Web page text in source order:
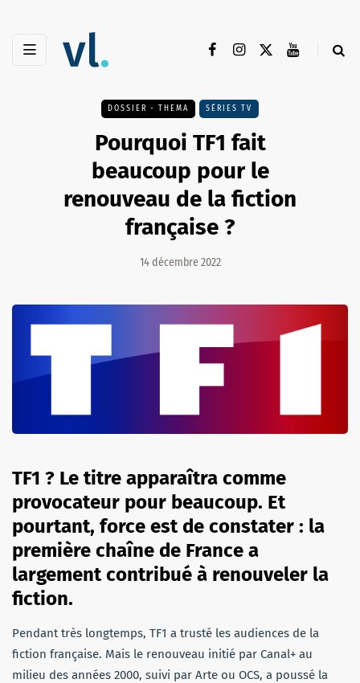
DOSSIER - THEMA SÉRIES TV
Pourquoi TF1 fait
beaucoup pour le
renouveau de la fiction
française ?
14 décembre 2022
TF1 ? Le titre apparaîtra comme
provocateur pour beaucoup. Et
pourtant, force est de constater : la
première chaîne de France a
largement contribué à renouveler la
fiction.
Pendant très longtemps, TF1 a trusté les audiences de la
fiction française. Mais le renouveau initié par Canal+ au
milieu des années 2000, suivi par Arte ou OCS, a poussé la